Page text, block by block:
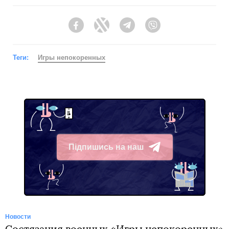
FacebookTwitter Telegram
Теги: Игры непокоренных
Підпишись на наш
Telegram
Новости